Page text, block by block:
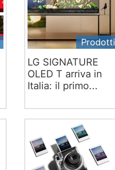
Prodotti
LG SIGNATURE
OLED T arriva in
Italia: il primo...